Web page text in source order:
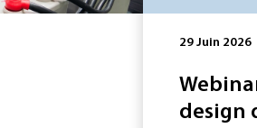
29 Juin 2026
design